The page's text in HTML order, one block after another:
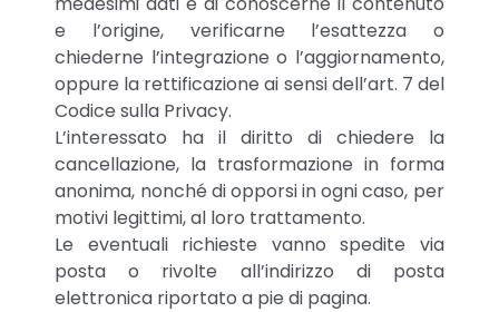
e l’origine, verificarne l’esattezza o
chiederne l’integrazione o l’aggiornamento,
oppure la rettificazione ai sensi dell’art. 7 del
Codice sulla Privacy.
L’interessato ha il diritto di chiedere la
cancellazione, la trasformazione in forma
anonima, nonché di opporsi in ogni caso, per
motivi legittimi, al loro trattamento.
Le eventuali richieste vanno spedite via
posta o rivolte all’indirizzo di posta
elettronica riportato a pie di pagina.